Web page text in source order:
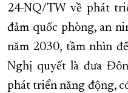
24-NQ/TW về phát
đảm quốc phòng, an
năm 2030, tầm nhìn
Nghị quyết là đưa
phát triển năng động,